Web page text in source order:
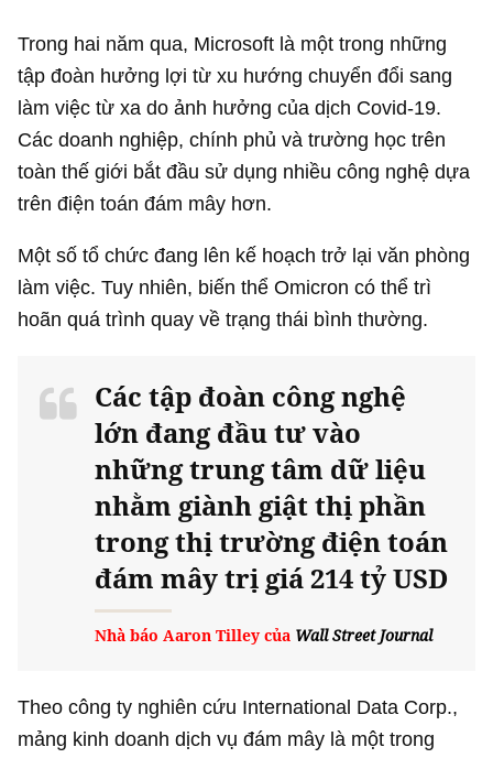
Trong hai năm qua, Microsoft là một trong những
tập đoàn hưởng lợi từ xu hướng chuyển đổi sang
làm việc từ xa do ảnh hưởng của dịch Covid-19.
Các doanh nghiệp, chính phủ và trường học trên
toàn thế giới bắt đầu sử dụng nhiều công nghệ dựa
trên điện toán đám mây hơn.
Một số tổ chức đang lên kế hoạch trở lại văn phòng
làm việc. Tuy nhiên, biến thể Omicron có thể trì
hoãn quá trình quay về trạng thái bình thường.
Các tập đoàn công nghệ
lớn đang đầu tư vào
những trung tâm dữ liệu
nhằm giành giật thị phần
trong thị trường điện toán
đám mây trị giá214 tỷ USD
Nhà báo Aaron Tilley của Wall Street Journal
Theo công ty nghiên cứu International Data Corp.,
mảng kinh doanh dịch vụ đám mây là một trong